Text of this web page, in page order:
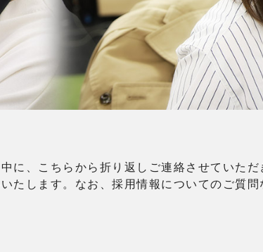
に、こちらから折り返しご連絡させていた
たします。なお、採用情報についてのご質問